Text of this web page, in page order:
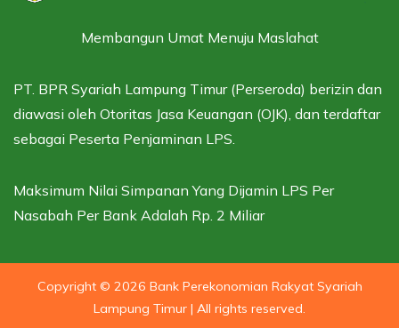
Membangun Umat Menuju Maslahat
PT. BPR Syariah Lampung Timur (Perseroda) berizin dan
diawasi oleh Otoritas Jasa Keuangan (OJK), dan terdaftar
sebagai Peserta Penjaminan LPS.
Maksimum Nilai Simpanan Yang Dijamin LPS Per
Nasabah Per Bank Adalah Rp. 2 Miliar
Copyright © 2026 Bank Perekonomian Rakyat Syariah
Lampung Timur | All rights reserved.